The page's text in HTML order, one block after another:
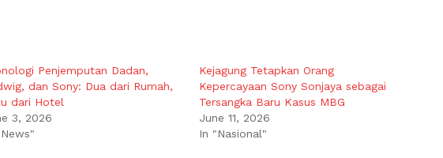
Penjemputan Dadan,
dan Sony: Dua dari Rumah,
dari Hotel
3, 2026
Kejagung Tetapkan Orang
Kepercayaan Sony Sonjaya sebagai
Tersangka Baru Kasus MBG
June 11, 2026
In "Nasional"